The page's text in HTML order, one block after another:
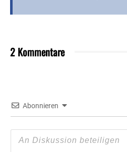
2 Kommentare
Abonnieren